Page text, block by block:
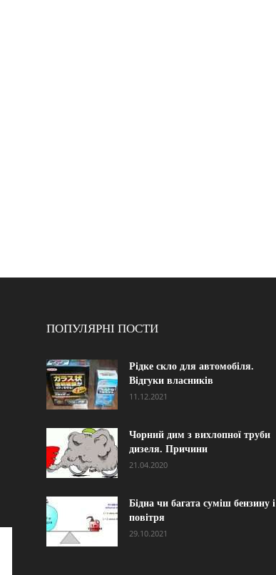
ПОПУЛЯРНІ ПОСТИ
Рідке скло для автомобіля.
Відгуки власників
11.12.2021
Чорний дим з вихлопної труби
дизеля. Причини
21.04.2020
Бідна чи багата суміш бензину і
повітря
29.10.2021